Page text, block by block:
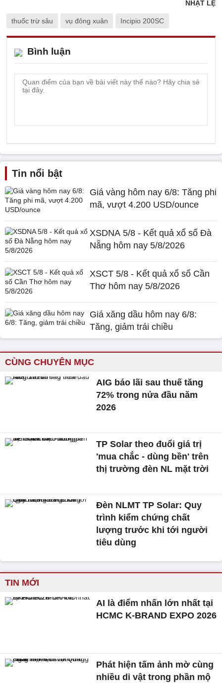
NHẬT LỆ
thuốc trừ sâu vụ đông xuân Incipio 200SC
Bình luận
Tin nổi bật
Giá vàng hôm nay 6/8: Tăng phi
mã, vượt 4.200 USD/ounce
XSDNA 5/8 - Kết quả xổ số Đà
Nẵng hôm nay 5/8/2026
XSCT 5/8 - Kết quả xổ số Cần
Thơ hôm nay 5/8/2026
Giá xăng dầu hôm nay 6/8:
Tăng, giảm trái chiều
CÙNG CHUYÊN MỤC
AIG báo lãi sau thuế tăng
72% trong nửa đầu năm
2026
TP Solar theo đuổi giá trị
'mua chắc - dùng bền' trên
thị trường đèn NL mặt trời
Đèn NLMT TP Solar: Quy
trình kiểm chứng chất
lượng trước khi tới người
tiêu dùng
TIN MỚI
AI là điểm nhấn lớn nhất tại
HCMC K-BRAND EXPO 2026
Phát hiện tấm ảnh mờ cùng
nhiều di vật trong phần mộ